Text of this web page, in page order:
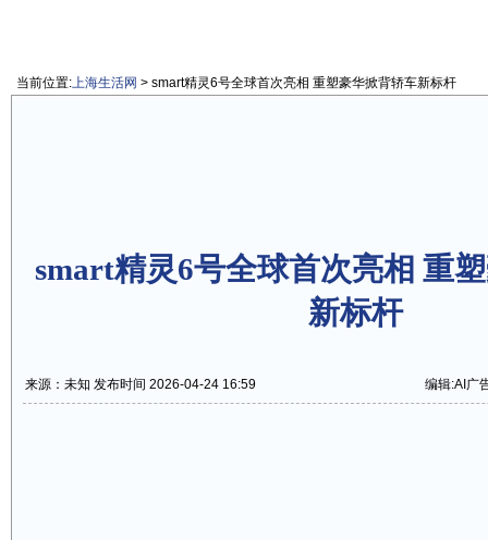
当前位置:上海生活网 > smart精灵6号全球首次亮相 重塑豪华掀背轿车新标杆
smart精灵6号全球首次亮相 重
新标杆
来源：未知 发布时间 2026-04-24 16:59 编辑:AI广